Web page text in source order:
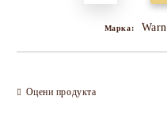
Марка:
Оцени продукта